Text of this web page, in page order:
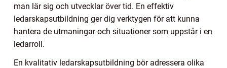
man lär sig och utvecklar över tid. En effektiv
ledarskapsutbildning ger dig verktygen för att kunna
hantera de utmaningar och situationer som uppstår i en
ledarroll.
En kvalitativ ledarskapsutbildning bör adressera olika